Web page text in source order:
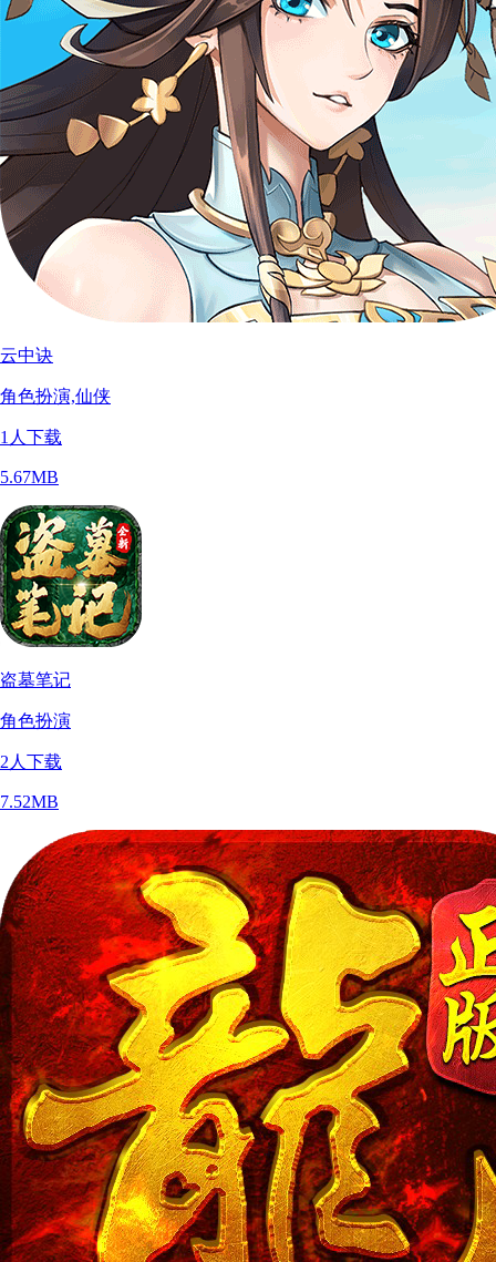
云中诀
角色扮演,仙侠
1 人下载
5.67MB
盗墓笔记
角色扮演
2 人下载
7.52MB